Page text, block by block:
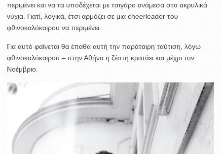
περιμένει και να τα υποδέχεται με τσιγάρο ανάμεσα στα ακρυλικά
νύχια. Γιατί, λογικά, έτσι αρμόζει σε μια cheerleader του
φθινοκαλόκαιρου να περιμένει.
Για αυτό φαίνεται θα έπαθα αυτή την παράταιρη ταύτιση, λόγω
φθινοκαλόκαιρου – στην Αθήνα η ζέστη κρατάει και μέχρι τον
Νοέμβριο.